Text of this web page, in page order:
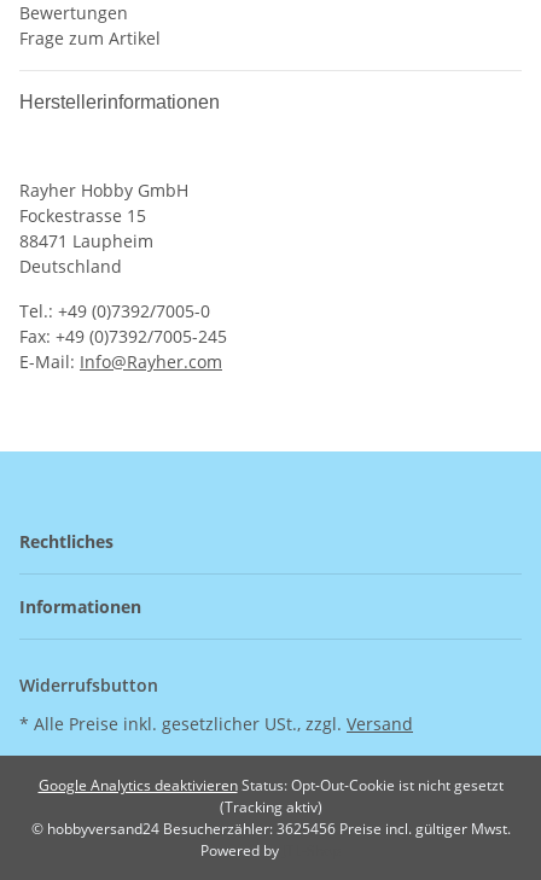
Bewertungen
Frage zum Artikel
Herstellerinformationen
Rayher Hobby GmbH
Fockestrasse 15
88471 Laupheim
Deutschland
Tel.: +49 (0)7392/7005-0
Fax: +49 (0)7392/7005-245
E-Mail: Info@Rayher.com
Rechtliches
Informationen
Widerrufsbutton
* Alle Preise inkl. gesetzlicher USt., zzgl. Versand
Google Analytics deaktivieren Status: Opt-Out-Cookie ist nicht gesetzt
(Tracking aktiv)
© hobbyversand24Besucherzähler: 3625456 Preise incl. gültiger Mwst.
Powered by